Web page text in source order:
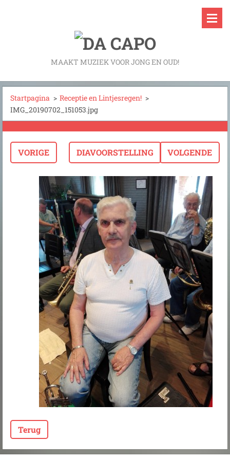
MAAKT MUZIEK VOOR JONG EN OUD!
Startpagina > Receptie en Lintjesregen! >
IMG_20190702_151053.jpg
VORIGE DIAVOORSTELLING VOLGENDE
Terug